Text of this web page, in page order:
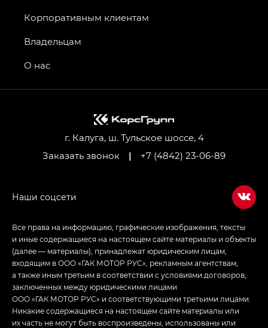
GT, Джи Эль — GL
GS4 — Джи Эс 4 (GS4) в комплектациях Джи Би
привод — GB AWD, Джи Эль Полный привод —
Джи Ти — GT, Джи Икс — GX,
Джи Икс ПРЕМИУМ — GX PREMIUM, ЛАУНЖ —
LOUNGE
Empow — Эмпау (Empow) в комплектации
г. Калуга, ш. Тульское шоссе, 4
Заказать звонок
| +7 (4842) 23-06-89
Корпоративным клиентам
Владельцам
О нас
Все права на информацию, графические изображения, тексты
и иные содержащиеся на настоящем сайте материалы и объекты
(далее — материалы), принадлежат юридическим лицам,
входящим в ООО «ГАК МОТОР РУС», рекламным агентствам,
а также иным третьим в соответствии с условиями договоров,
заключенных между юридическими лицами
ООО «ГАК МОТОР РУС» и соответствующими третьими лицами.
Никакие содержащиеся на настоящем сайте материалы или
их часть не могут быть воспроизведены, использованы или